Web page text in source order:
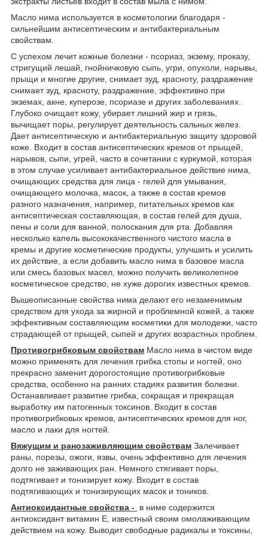
Масло нима используется в косметологии благодаря -
сильнейшим антисептическим и антибактериальным
свойствам.
С успехом лечит кожные болезни - псориаз, экзему, проказу,
стригущий лешай, гнойничковую сыпь, угри, опухоли, нарывы,
прыщи и многие другие, снимает зуд, красноту, раздражение
снимает зуд, красноту, раздражение, эффективно при
экземах, акне, куперозе, псориазе и других заболеваниях.
Глубоко очищает кожу, убирает лишний жир и грязь,
вычищает поры, регулирует деятельность сальных желез.
Дает антисептическую и антибактериальную защиту здоровой
коже. Входит в состав антисептических кремов от прыщей,
нарывов, сыпи, угрей, часто в сочетании с куркумой, которая
в этом случае усиливает антибактериальное действие нима,
очищающих средства для лица - гелей для умывания,
очищающего молочка, масок, а также в состав кремов
разного назначения, например, питательных кремов как
антисептическая составляющая, в состав гелей для душа,
пены и соли для ванной, полоскания для рта. Добавляя
несколько капель высококачественного чистого масла в
кремы и другие косметические продукты, улучшить и усилить
их действие, а если добавить масло нима в базовое масла
или смесь базовых масел, можно получить великолепное
косметическое средство, не хуже дорогих известных кремов.
Вышеописанные свойства нима делают его незаменимым
средством для ухода за жирной и проблемной кожей, а также
эффективным составляющим косметики для молодежи, часто
страдающей от прыщей, сыпей и других возрастных проблем.
Противогрибковым свойствам Масло нима в чистом виде
можно применять для лечения грибка стопы и ногтей, оно
прекрасно заменит дорогостоящие противогрибковые
средства, особенно на ранних стадиях развития болезни.
Останавливает развитие грибка, сокращая и прекращая
выработку им патогенных токсинов. Входит в состав
противогрибковых кремов, антисептических кремов для ног,
масло и лаки для ногтей.
Вяжущим и ранозаживляющим свойствам Залечивает
раны, порезы, ожоги, язвы, очень эффективно для лечения
долго не заживающих ран. Немного стягивает поры,
подтягивает и тонизирует кожу. Входит в состав
подтягивающих и тонизирующих масок и тоников.
Антиоксидантные свойства -
в ниме содержится
антиоксидант витамин Е, известный своим омолаживающим
действием на кожу. Выводит свободные радикалы и токсины,